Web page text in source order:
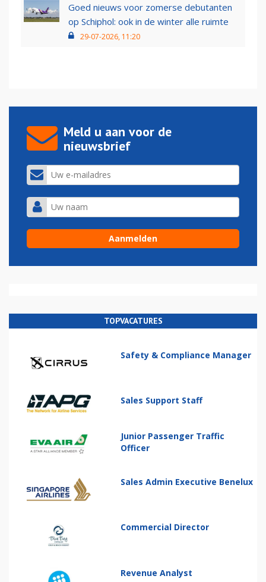
Goed nieuws voor zomerse debutanten
op Schiphol: ook in de winter alle ruimte
29-07-2026, 11:20
Meld u aan voor de
nieuwsbrief
TOPVACATURES
Safety & Compliance Manager
Sales Support Staff
Junior Passenger Traffic
Officer
Sales Admin Executive Benelux
Commercial Director
Revenue Analyst